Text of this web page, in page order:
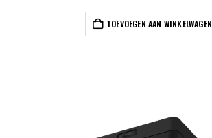
TOEVOEGEN AAN WINKELWAGEN